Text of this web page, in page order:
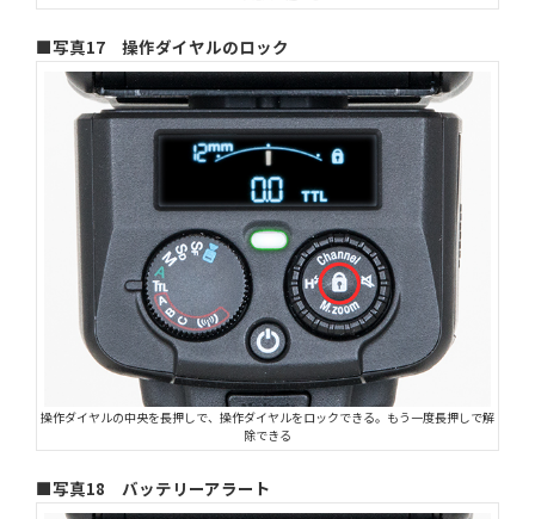
■写真17 操作ダイヤルのロック
操作ダイヤルの中央を長押しで、操作ダイヤルをロックできる。もう一度長押しで解
除できる
■写真18 バッテリーアラート